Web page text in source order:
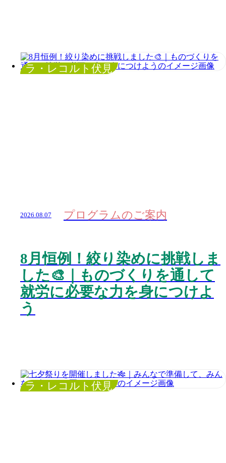
ラ・レコルト伏見
2026.08.07 プログラムのご案内
8月恒例！絞り染めに挑戦しま
した🎨｜ものづくりを通して
就労に必要な力を身につけよ
う
ラ・レコルト伏見